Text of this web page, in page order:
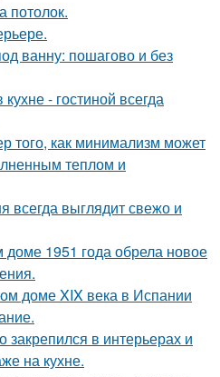
потолок.
ванну: пошагово и без
- гостиной всегда
того, как минимализм может
теплом и
всегда выглядит свежо и
доме 1951 года обрела новое
доме XIX века в Испании
закрепился в интерьерах и
на кухне.